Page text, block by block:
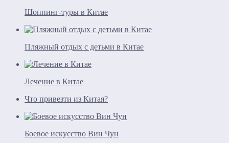
Шоппинг-туры в Китае
Пляжный отдых с детьми в Китае
Лечение в Китае
Что привезти из Китая?
Боевое искусство Вин Чун